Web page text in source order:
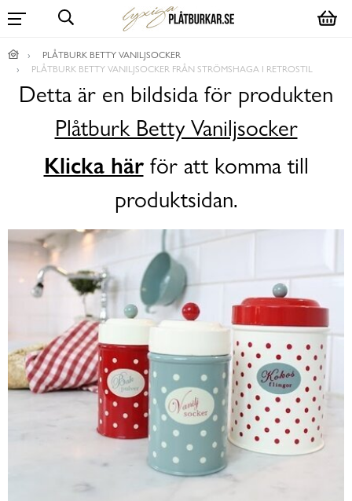
PLÅTBURK BETTY VANILJSOCKER
PLÅTBURK BETTY VANILJSOCKER FRÅN STRÖMSHAGA I RETROSTIL
Detta är en bildsida för produkten
Plåtburk Betty Vaniljsocker
Klicka härför att komma till
produktsidan.